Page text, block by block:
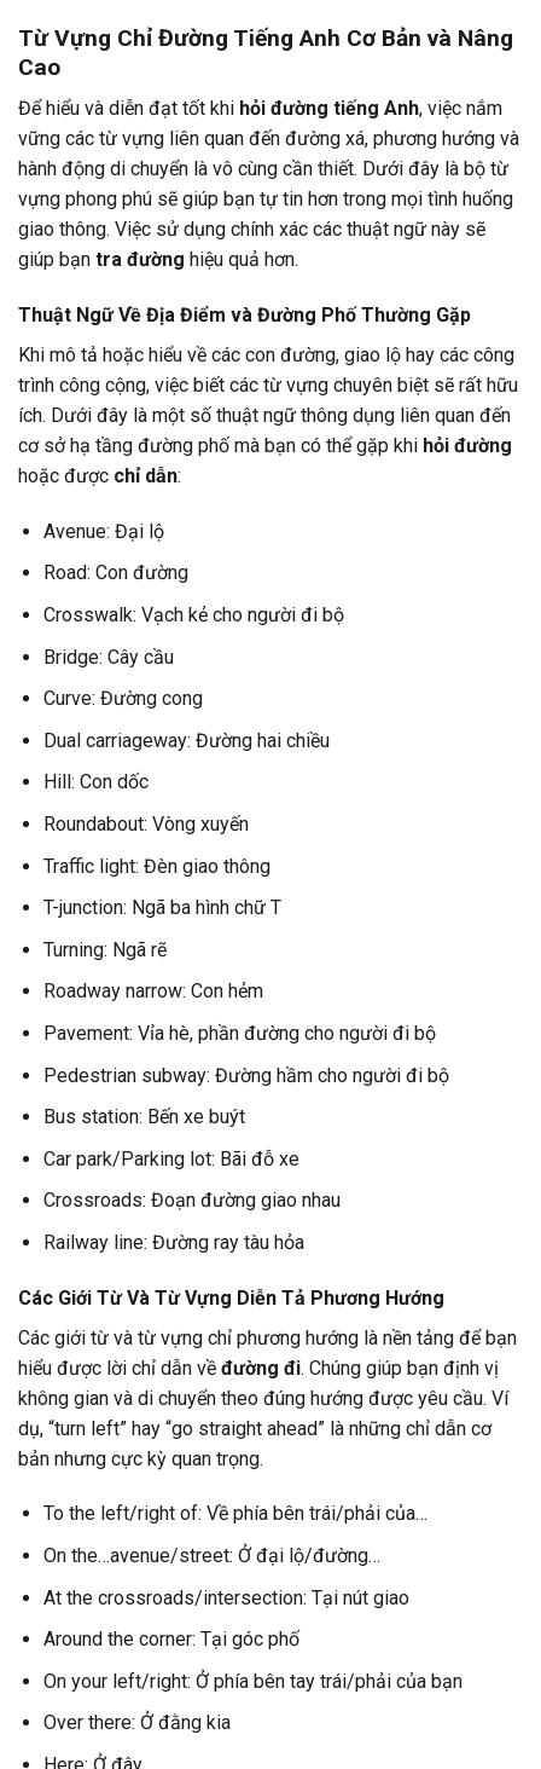
Từ Vựng Chỉ Đường Tiếng Anh Cơ Bản và Nâng
Cao
Để hiểu và diễn đạt tốt khi hỏi đường tiếng Anh, việc nắm
vững các từ vựng liên quan đến đường xá, phương hướng và
hành động di chuyển là vô cùng cần thiết. Dưới đây là bộ từ
vựng phong phú sẽ giúp bạn tự tin hơn trong mọi tình huống
giao thông. Việc sử dụng chính xác các thuật ngữ này sẽ
giúp bạn tra đường hiệu quả hơn.
Thuật Ngữ Về Địa Điểm và Đường Phố Thường Gặp
Khi mô tả hoặc hiểu về các con đường, giao lộ hay các công
trình công cộng, việc biết các từ vựng chuyên biệt sẽ rất hữu
ích. Dưới đây là một số thuật ngữ thông dụng liên quan đến
cơ sở hạ tầng đường phố mà bạn có thể gặp khi hỏi đường
hoặc được chỉ dẫn:
Avenue: Đại lộ
Road: Con đường
Crosswalk: Vạch kẻ cho người đi bộ
Bridge: Cây cầu
Curve: Đường cong
Dual carriageway: Đường hai chiều
Hill: Con dốc
Roundabout: Vòng xuyến
Traffic light: Đèn giao thông
T-junction: Ngã ba hình chữ T
Turning: Ngã rẽ
Roadway narrow: Con hẻm
Pavement: Vỉa hè, phần đường cho người đi bộ
Pedestrian subway: Đường hầm cho người đi bộ
Bus station: Bến xe buýt
Car park/Parking lot: Bãi đỗ xe
Crossroads: Đoạn đường giao nhau
Railway line: Đường ray tàu hỏa
Các Giới Từ Và Từ Vựng Diễn Tả Phương Hướng
Các giới từ và từ vựng chỉ phương hướng là nền tảng để bạn
hiểu được lời chỉ dẫn về đường đi. Chúng giúp bạn định vị
không gian và di chuyển theo đúng hướng được yêu cầu. Ví
dụ, “turn left” hay “go straight ahead” là những chỉ dẫn cơ
bản nhưng cực kỳ quan trọng.
To the left/right of: Về phía bên trái/phải của…
On the…avenue/street: Ở đại lộ/đường…
At the crossroads/intersection: Tại nút giao
Around the corner: Tại góc phố
On your left/right: Ở phía bên tay trái/phải của bạn
Over there: Ở đằng kia